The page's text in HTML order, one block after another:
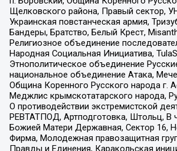
Щелковского района, Правый сектор,
Украинская повстанческая армия,
Бандеры, Братство, Белый Крест,
Религиозное объединение
Народная Социальная Инициатива,
Этнополитическое объединение
национальное объединение Атака,
Община Коренного Русского народа г.
Меджлис крымскотатарского народа,
О противодействии экстремистской
РЕВТАТПОД, Артподготовка, Штольц, В
Божией Матери Державная, Сектор 16,
Фирма, Молодежная правозащитная
Правды и Единения, Каракольская